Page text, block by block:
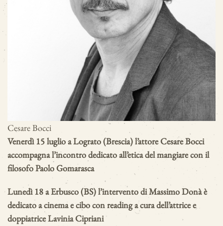
Cesare Bocci
Venerdì 15 luglio a Lograto (Brescia) l’attore Cesare Bocci
accompagna l’incontro dedicato all’etica del mangiare con il
filosofo Paolo Gomarasca
Lunedì 18 a Erbusco (BS) l’intervento di Massimo Donà è
dedicato a cinema e cibocon reading a cura dell’attrice e
doppiatrice Lavinia Cipriani